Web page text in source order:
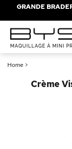
GRANDE
Home >
Crème